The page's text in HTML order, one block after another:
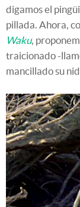
digamos el
pillada. Ahora,
Waku,
traicionado -
mancillado su